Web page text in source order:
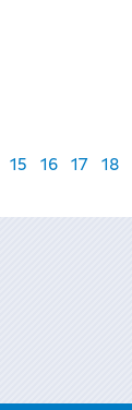
15 16 17 18